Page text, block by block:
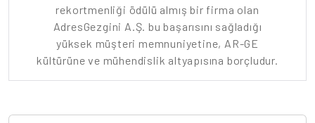
rekortmenliği ödülü almış bir firma olan
AdresGezgini A.Ş. bu başarısını sağladığı
yüksek müşteri memnuniyetine, AR-GE
kültürüne ve mühendislik altyapısına borçludur.